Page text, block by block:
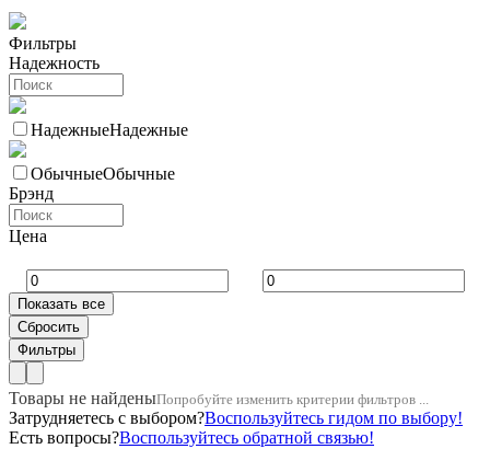
Фильтры
Надежность
НадежныеНадежные
ОбычныеОбычные
Брэнд
Цена
Товары не найденыПопробуйте изменить критерии фильтров ...
Затрудняетесь с выбором?Воспользуйтесь гидом по выбору!
Есть вопросы?Воспользуйтесь обратной связью!